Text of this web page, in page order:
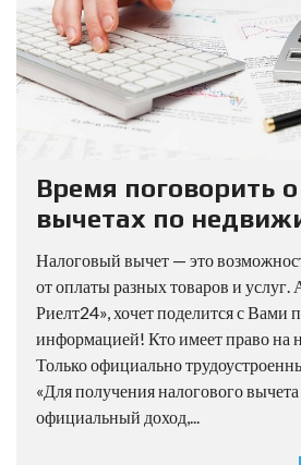
Время поговорить
вычетах по
Налоговый вычет — это
от оплаты разных товаров и
Риелт24», хочет поделится с Вами
информацией! Кто имеет право на
Только официально
«Для получения налогового
официальный доход,...